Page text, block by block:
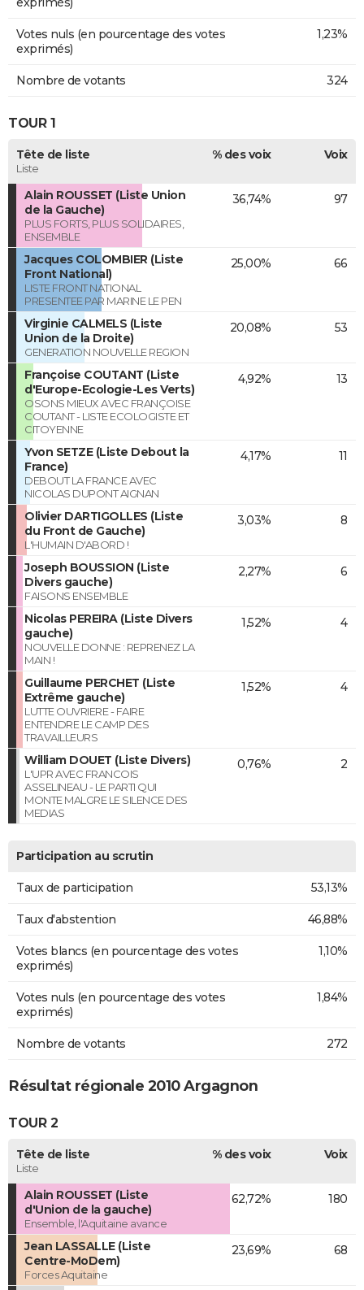
Votes nuls (en pourcentage des votes
exprimés)
1,23%
Nombre de votants 324
TOUR 1
Tête de liste
Liste
% des voix Voix
Alain ROUSSET (Liste Union
de la Gauche)
PLUS FORTS, PLUS SOLIDAIRES,
ENSEMBLE
36,74% 97
Jacques COLOMBIER (Liste
Front National)
LISTE FRONT NATIONAL
PRESENTEE PAR MARINE LE PEN
25,00% 66
Virginie CALMELS (Liste
Union de la Droite)
GENERATION NOUVELLE REGION
20,08% 53
Françoise COUTANT (Liste
d'Europe-Ecologie-Les Verts)
OSONS MIEUX AVEC FRANÇOISE
COUTANT - LISTE ECOLOGISTE ET
CITOYENNE
4,92% 13
Yvon SETZE (Liste Debout la
France)
DEBOUT LA FRANCE AVEC
NICOLAS DUPONT AIGNAN
4,17% 11
Olivier DARTIGOLLES (Liste
du Front de Gauche)
L'HUMAIN D'ABORD !
3,03% 8
Joseph BOUSSION (Liste
Divers gauche)
FAISONS ENSEMBLE
2,27% 6
Nicolas PEREIRA (Liste Divers
gauche)
NOUVELLE DONNE : REPRENEZ LA
MAIN !
1,52% 4
Guillaume PERCHET (Liste
Extrême gauche)
LUTTE OUVRIERE - FAIRE
ENTENDRE LE CAMP DES
TRAVAILLEURS
1,52% 4
William DOUET (Liste Divers)
L'UPR AVEC FRANCOIS
ASSELINEAU - LE PARTI QUI
MONTE MALGRE LE SILENCE DES
MEDIAS
0,76% 2
Participation au scrutin
Taux de participation 53,13%
Taux d'abstention 46,88%
Votes blancs (en pourcentage des votes
exprimés)
1,10%
Votes nuls (en pourcentage des votes
exprimés)
1,84%
Nombre de votants 272
Résultat régionale 2010 Argagnon
TOUR 2
Tête de liste
Liste
% des voix Voix
Alain ROUSSET (Liste
d'Union de la gauche)
Ensemble, l'Aquitaine avance
62,72% 180
Jean LASSALLE (Liste
Centre-MoDem)
Forces Aquitaine
23,69% 68